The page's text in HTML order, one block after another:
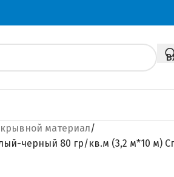
материал
черный 80 гр/кв.м (3,2 м*10 м)